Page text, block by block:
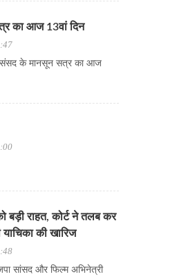
का आज 13वां दिन
संसद के मानसून सत्र का आज
बड़ी राहत, कोर्ट ने तलब कर
याचिका की खारिज
सांसद और फिल्म अभिनेत्री